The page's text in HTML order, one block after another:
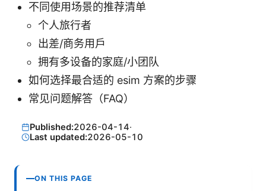
不同使用场景的推荐清单
个人旅行者
出差/商务用户
拥有多设备的家庭/小团队
如何选择最合适的 esim 方案的步骤
常见问题解答（FAQ）
Published:2026-04-14·
Last updated:2026-05-10
ON THIS PAGE